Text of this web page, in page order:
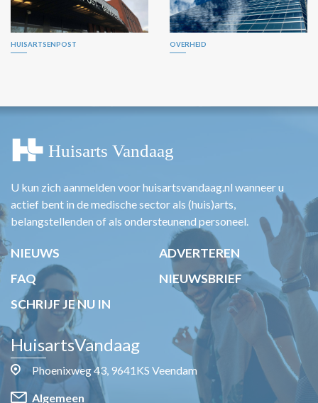
HUISARTSENPOST OVERHEID
U kun zich aanmelden voor huisartsvandaag.nl wanneer u
actief bent in de medische sector als (huis)arts,
belangstellenden of als ondersteunend personeel.
NIEUWS
ADVERTEREN
FAQ
NIEUWSBRIEF
SCHRIJF JE NU IN
HuisartsVandaag
Phoenixweg 43, 9641KS Veendam
Algemeen